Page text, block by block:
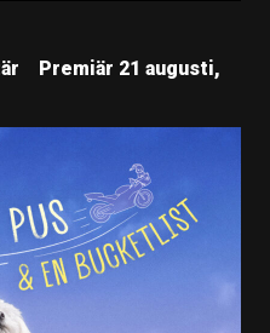
Premiär 21 augusti,